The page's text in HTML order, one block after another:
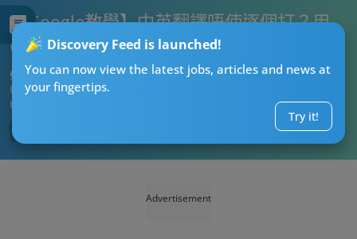
Discovery Feed is launched!
You can now view the latest jobs, articles and news at
your fingertips.
Try it!
【Google教學】中英翻譯唔使逐個打？用
Google Sheet 5秒就搞掂！
CTgoodjobs’ Editor
Published:2026-07-26 03:33
Updated:
Advertisement